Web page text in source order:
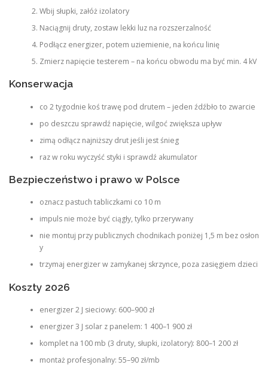
Wbij słupki, załóż izolatory
Naciągnij druty, zostaw lekki luz na rozszerzalność
Podłącz energizer, potem uziemienie, na końcu linię
Zmierz napięcie testerem – na końcu obwodu ma być min. 4 kV
Konserwacja
co 2 tygodnie koś trawę pod drutem – jeden źdźbło to zwarcie
po deszczu sprawdź napięcie, wilgoć zwiększa upływ
zimą odłącz najniższy drut jeśli jest śnieg
raz w roku wyczyść styki i sprawdź akumulator
Bezpieczeństwo i prawo w Polsce
oznacz pastuch tabliczkami co 10 m
impuls nie może być ciągły, tylko przerywany
nie montuj przy publicznych chodnikach poniżej 1,5 m bez osłon
y
trzymaj energizer w zamykanej skrzynce, poza zasięgiem dzieci
Koszty 2026
energizer 2 J sieciowy: 600–900 zł
energizer 3 J solar z panelem: 1 400–1 900 zł
komplet na 100 mb (3 druty, słupki, izolatory): 800–1 200 zł
montaż profesjonalny: 55–90 zł/mb